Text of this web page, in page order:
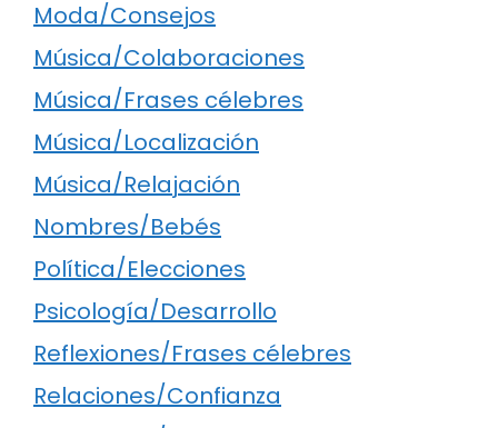
Moda/Consejos
Música/Colaboraciones
Música/Frases célebres
Música/Localización
Música/Relajación
Nombres/Bebés
Política/Elecciones
Psicología/Desarrollo
Reflexiones/Frases célebres
Relaciones/Confianza